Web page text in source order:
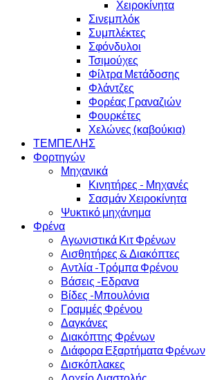
Χειροκίνητα
Σινεμπλόκ
Συμπλέκτες
Σφόνδυλοι
Τσιμούχες
Φίλτρα Μετάδοσης
Φλάντζες
Φορέας Γραναζιών
Φουρκέτες
Χελώνες (καβούκια)
ΤΕΜΠΕΛΗΣ
Φορτηγών
Μηχανικά
Κινητήρες - Μηχανές
Σασμάν Χειροκίνητα
Ψυκτικό μηχάνημα
Φρένα
Αγωνιστικά Κιτ Φρένων
Αισθητήρες & Διακόπτες
Αντλία -Τρόμπα Φρένου
Βάσεις -Εδρανα
Βίδες -Μπουλόνια
Γραμμές Φρένου
Δαγκάνες
Διακόπτης Φρένων
Διάφορα Εξαρτήματα Φρένων
Δισκόπλακες